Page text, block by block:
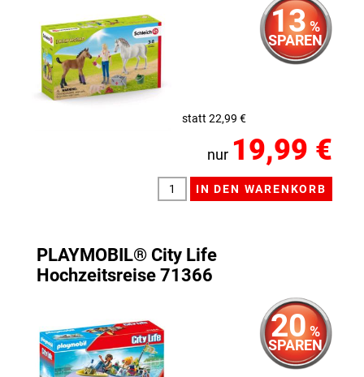
13 %
SPAREN
statt 22,99 €
nur 19,99 €
PLAYMOBIL® City Life
Hochzeitsreise 71366
20 %
SPAREN